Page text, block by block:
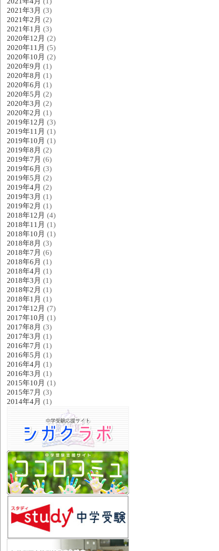
2021年3月 (3)
2021年2月 (2)
2021年1月 (3)
2020年12月 (2)
2020年11月 (5)
2020年10月 (2)
2020年9月 (1)
2020年8月 (1)
2020年6月 (1)
2020年5月 (2)
2020年3月 (2)
2020年2月 (1)
2019年12月 (3)
2019年11月 (1)
2019年10月 (1)
2019年8月 (2)
2019年7月 (6)
2019年6月 (3)
2019年5月 (2)
2019年4月 (2)
2019年3月 (1)
2019年2月 (1)
2018年12月 (4)
2018年11月 (1)
2018年10月 (1)
2018年8月 (3)
2018年7月 (6)
2018年6月 (1)
2018年4月 (1)
2018年3月 (1)
2018年2月 (1)
2018年1月 (1)
2017年12月 (7)
2017年10月 (1)
2017年8月 (3)
2017年3月 (1)
2016年7月 (1)
2016年5月 (1)
2016年4月 (1)
2016年3月 (1)
2015年10月 (1)
2015年7月 (3)
2014年4月 (1)